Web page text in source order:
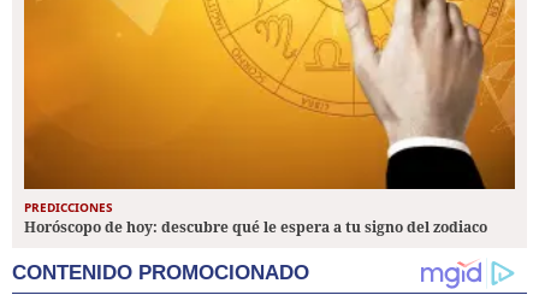
PREDICCIONES
Horóscopo de hoy: descubre qué le espera a tu signo del zodiaco
CONTENIDO PROMOCIONADO